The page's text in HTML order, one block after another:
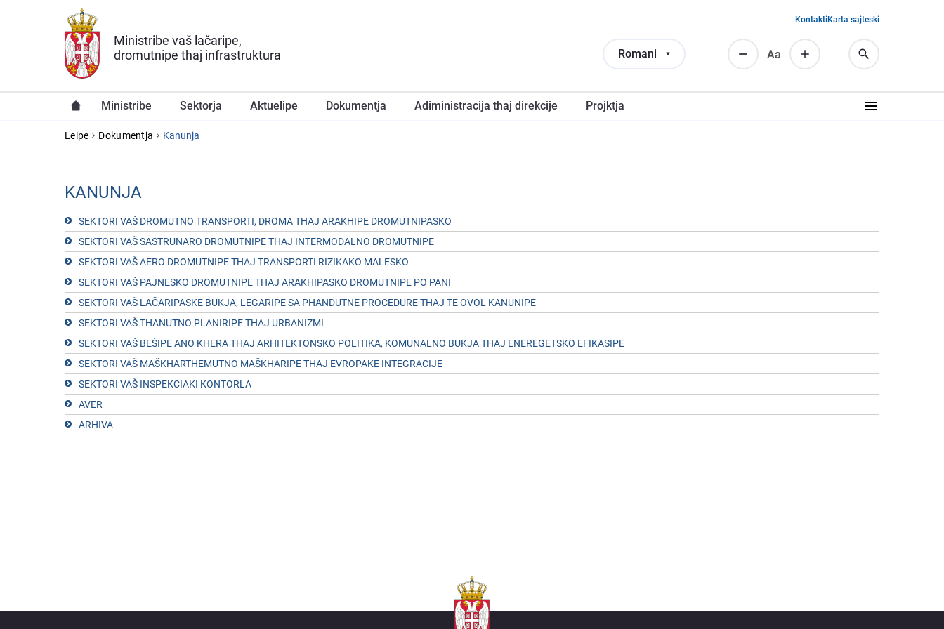
Skip to main content
Ministribe vaš lačaripe,
dromutnipe thaj infrastruktura
Romani Аа
KontaktiKarta sajteski
Ministribe Sektorja Aktuelipe Dokumentja Adiministracija thaj direkcije Projktja
YOU ARE HERE
Leipe Dokumentja Kanunja
KANUNJA
SEKTORI VAŠ DROMUTNO TRANSPORTI, DROMA THAJ ARAKHIPE DROMUTNIPASKO
SEKTORI VAŠ SASTRUNARO DROMUTNIPE THAJ INTERMODALNO DROMUTNIPE
SEKTORI VAŠ AERO DROMUTNIPE THAJ TRANSPORTI RIZIKAKO MALESKO
SEKTORI VAŠ PAJNESKO DROMUTNIPE THAJ ARAKHIPASKO DROMUTNIPE PO PANI
SEKTORI VAŠ LAČARIPASKE BUKJA, LEGARIPE SA PHANDUTNE PROCEDURE THAJ TE OVOL KANUNIPE
SEKTORI VAŠ THANUTNO PLANIRIPE THAJ URBANIZMI
SEKTORI VAŠ BEŠIPE ANO KHERA THAJ ARHITEKTONSKO POLITIKA, KOMUNALNO BUKJA THAJ ENEREGETSKO EFIKASIPE
SEKTORI VAŠ MAŠKHARTHEMUTNO MAŠKHARIPE THAJ EVROPAKE INTEGRACIJE
SEKTORI VAŠ INSPEKCIAKI KONTORLA
AVER
ARHIVA